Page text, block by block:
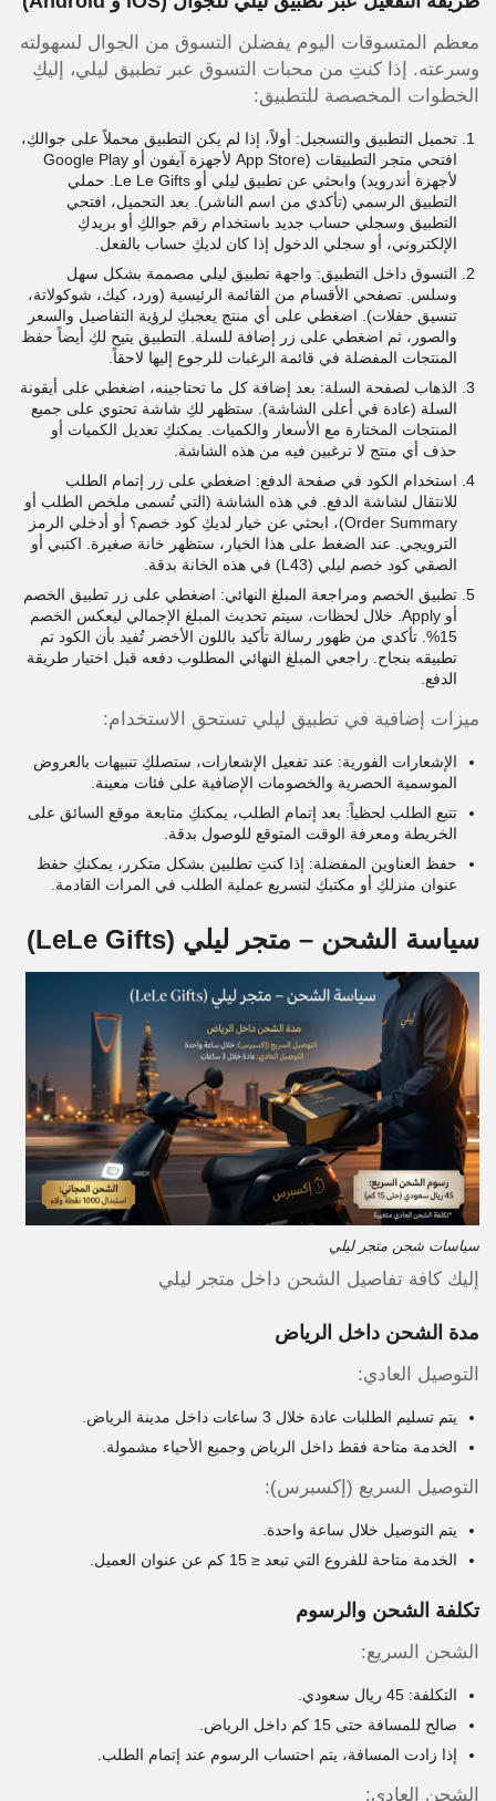
معظم المتسوقات اليوم يفضلن التسوق من الجوال لسهولته
وسرعته. إذا كنتِ من محبات التسوق عبر تطبيق ليلي، إليكِ
الخطوات المخصصة للتطبيق:
تحميل التطبيق والتسجيل: أولاً، إذا لم يكن التطبيق محملاً على جوالكِ،
افتحي متجر التطبيقات (App Store لأجهزة آيفون أو Google Play
لأجهزة أندرويد) وابحثي عن تطبيق ليلي أو Le Le Gifts. حملي
التطبيق الرسمي (تأكدي من اسم الناشر). بعد التحميل، افتحي
التطبيق وسجلي حساب جديد باستخدام رقم جوالكِ أو بريدكِ
الإلكتروني، أو سجلي الدخول إذا كان لديكِ حساب بالفعل.
التسوق داخل التطبيق: واجهة تطبيق ليلي مصممة بشكل سهل
وسلس. تصفحي الأقسام من القائمة الرئيسية (ورد، كيك، شوكولاتة،
تنسيق حفلات). اضغطي على أي منتج يعجبكِ لرؤية التفاصيل والسعر
والصور، ثم اضغطي على زر إضافة للسلة. التطبيق يتيح لكِ أيضاً حفظ
المنتجات المفضلة في قائمة الرغبات للرجوع إليها لاحقاً.
الذهاب لصفحة السلة: بعد إضافة كل ما تحتاجينه، اضغطي على أيقونة
السلة (عادة في أعلى الشاشة). ستظهر لكِ شاشة تحتوي على جميع
المنتجات المختارة مع الأسعار والكميات. يمكنكِ تعديل الكميات أو
حذف أي منتج لا ترغبين فيه من هذه الشاشة.
استخدام الكود في صفحة الدفع: اضغطي على زر إتمام الطلب
للانتقال لشاشة الدفع. في هذه الشاشة (التي تُسمى ملخص الطلب أو
Order Summary)، ابحثي عن خيار لديكِ كود خصم؟ أو أدخلي الرمز
الترويجي. عند الضغط على هذا الخيار، ستظهر خانة صغيرة. اكتبي أو
الصقي كود خصم ليلي (L43) في هذه الخانة بدقة.
تطبيق الخصم ومراجعة المبلغ النهائي: اضغطي على زر تطبيق الخصم
أو Apply. خلال لحظات، سيتم تحديث المبلغ الإجمالي ليعكس الخصم
15%. تأكدي من ظهور رسالة تأكيد باللون الأخضر تُفيد بأن الكود تم
تطبيقه بنجاح. راجعي المبلغ النهائي المطلوب دفعه قبل اختيار طريقة
الدفع.
ميزات إضافية في تطبيق ليلي تستحق الاستخدام:
الإشعارات الفورية: عند تفعيل الإشعارات، ستصلكِ تنبيهات بالعروض
الموسمية الحصرية والخصومات الإضافية على فئات معينة.
تتبع الطلب لحظياً: بعد إتمام الطلب، يمكنكِ متابعة موقع السائق على
الخريطة ومعرفة الوقت المتوقع للوصول بدقة.
حفظ العناوين المفضلة: إذا كنتِ تطلبين بشكل متكرر، يمكنكِ حفظ
عنوان منزلكِ أو مكتبكِ لتسريع عملية الطلب في المرات القادمة.
سياسة الشحن – متجر ليلي (LeLe Gifts)
سياسات شحن متجر ليلي
إليك كافة تفاصيل الشحن داخل متجر ليلي
مدة الشحن داخل الرياض
التوصيل العادي:
يتم تسليم الطلبات عادة خلال 3 ساعات داخل مدينة الرياض.
الخدمة متاحة فقط داخل الرياض وجميع الأحياء مشمولة.
التوصيل السريع (إكسبرس):
يتم التوصيل خلال ساعة واحدة.
الخدمة متاحة للفروع التي تبعد ≤ 15 كم عن عنوان العميل.
تكلفة الشحن والرسوم
الشحن السريع:
التكلفة: 45 ريال سعودي.
صالح للمسافة حتى 15 كم داخل الرياض.
إذا زادت المسافة، يتم احتساب الرسوم عند إتمام الطلب.
الشحن العادي: